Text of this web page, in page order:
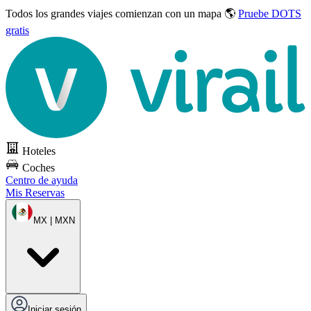
Todos los grandes viajes comienzan con un mapa 🌎 Pruebe DOTS
gratis
Hoteles
Coches
Centro de ayuda
Mis Reservas
MX | MXN